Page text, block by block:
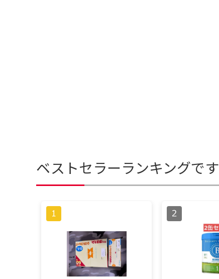
ベストセラーランキングです